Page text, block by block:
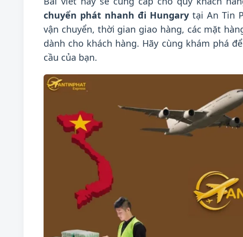
chuyển phát nhanh đi Hungarytại An Tin
vận chuyển, thời gian giao hàng, các mặt
dành cho khách hàng. Hãy cùng khám phá
cầu của bạn.